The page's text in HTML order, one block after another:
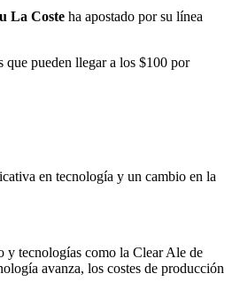
La Coste ha apostado por su línea
que pueden llegar a los $100 por
en tecnología y un cambio en la
y tecnologías como la Clear Ale de
avanza, los costes de producción